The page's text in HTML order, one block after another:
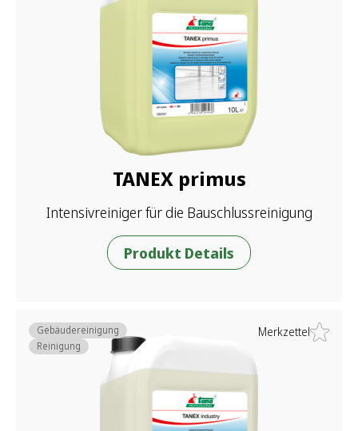
TANEX primus
Intensivreiniger für die Bauschlussreinigung
Produkt Details
Merkzettel
Gebäudereinigung
Reinigung